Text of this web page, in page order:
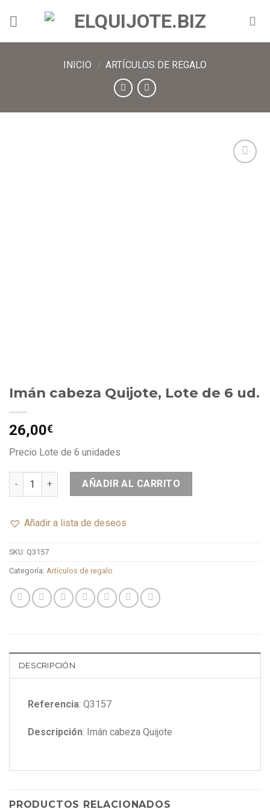
INICIO / ARTÍCULOS DE REGALO
Imán cabeza Quijote, Lote de 6 ud.
26,00€
Precio Lote de 6 unidades
AÑADIR AL CARRITO
Añadir a lista de deseos
SKU: Q3157
Categoría: Artículos de regalo
DESCRIPCIÓN
Referencia: Q3157
Descripción: Imán cabeza Quijote
PRODUCTOS RELACIONADOS